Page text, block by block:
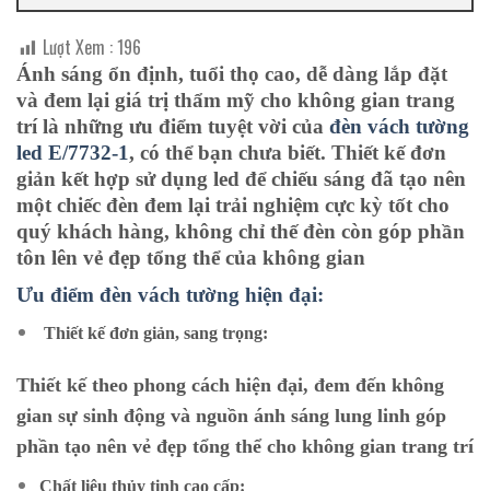
Lượt Xem :196
Ánh sáng ổn định, tuổi thọ cao, dễ dàng lắp đặt
và đem lại giá trị thẩm mỹ cho không gian trang
trí là những ưu điểm tuyệt vời của đèn vách tường
led E/7732-1, có thể bạn chưa biết. Thiết kế đơn
giản kết hợp sử dụng led để chiếu sáng đã tạo nên
một chiếc đèn đem lại trải nghiệm cực kỳ tốt cho
quý khách hàng, không chỉ thế đèn còn góp phần
tôn lên vẻ đẹp tổng thể của không gian
Ưu điểm đèn vách tường hiện đại:
Thiết kế đơn giản, sang trọng:
Thiết kế theo phong cách hiện đại, đem đến không
gian sự sinh động và nguồn ánh sáng lung linh góp
phần tạo nên vẻ đẹp tổng thể cho không gian trang trí
Chất liệu thủy tinh cao cấp: